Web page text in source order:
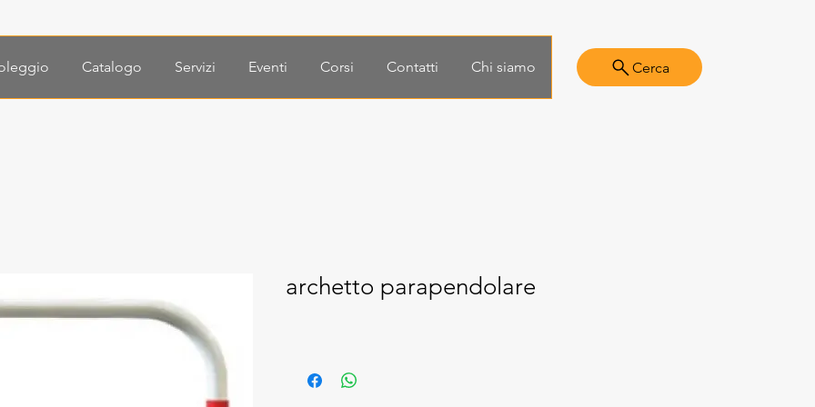
Catalogo Servizi Eventi Corsi Contatti Chi siamo Cerca
archetto parapendolare